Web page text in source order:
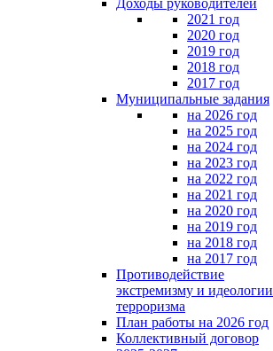
Доходы руководителей
2021 год
2020 год
2019 год
2018 год
2017 год
Муниципальные задания
на 2026 год
на 2025 год
на 2024 год
на 2023 год
на 2022 год
на 2021 год
на 2020 год
на 2019 год
на 2018 год
на 2017 год
Противодействие
экстремизму и идеологии
терроризма
План работы на 2026 год
Коллективный договор